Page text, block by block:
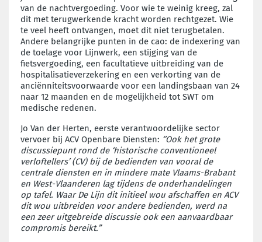
van de nachtvergoeding. Voor wie te weinig kreeg, zal
dit met terugwerkende kracht worden rechtgezet. Wie
te veel heeft ontvangen, moet dit niet terugbetalen.
Andere belangrijke punten in de cao: de indexering van
de toelage voor Lijnwerk, een stijging van de
fietsvergoeding, een facultatieve uitbreiding van de
hospitalisatieverzekering en een verkorting van de
anciënniteitsvoorwaarde voor een landingsbaan van 24
naar 12 maanden en de mogelijkheid tot SWT om
medische redenen.
Jo Van der Herten, eerste verantwoordelijke sector
vervoer bij ACV Openbare Diensten: ‘’Ook het grote
discussiepunt rond de ‘historische conventioneel
verloftellers’ (CV) bij de bedienden van vooral de
centrale diensten en in mindere mate Vlaams-Brabant
en West-Vlaanderen lag tijdens de onderhandelingen
op tafel. Waar De Lijn dit initieel wou afschaffen en ACV
dit wou uitbreiden voor andere bedienden, werd na
een zeer uitgebreide discussie ook een aanvaardbaar
compromis bereikt.”